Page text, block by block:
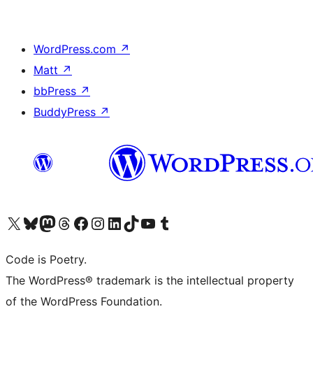
WordPress.com ↗
Matt ↗
bbPress ↗
BuddyPress ↗
Bezoek ons X (voorheen Twitter) account
Bezoek onze Bluesky account
Bezoek ons Mastodon account
Bezoek onze Threads account
Onze Facebookpagina bezoeken
Bezoek onze Instagram account
Bezoek onze LinkedIn account
Bezoek onze TikTok account
Bezoek ons YouTube kanaalBezoek onze Tumblr account
Code is Poetry.
The WordPress® trademark is the intellectual property
of the WordPress Foundation.